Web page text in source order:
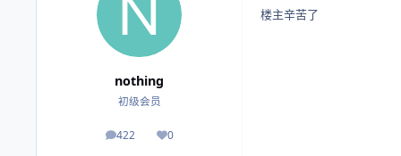
nothing
初级会员
422
帖子 0
荣誉积分
楼主辛苦了